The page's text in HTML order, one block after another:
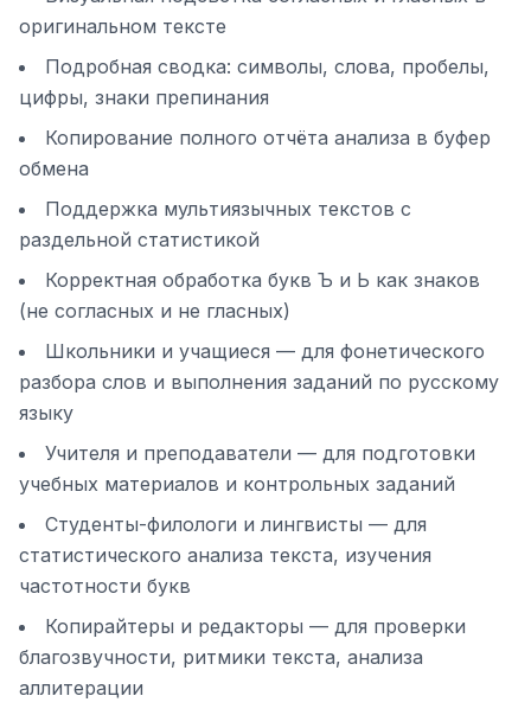
оригинальном тексте
Подробная сводка: символы, слова, пробелы,
цифры, знаки препинания
Копирование полного отчёта анализа в буфер
обмена
Поддержка мультиязычных текстов с
раздельной статистикой
Корректная обработка букв Ъ и Ь как знаков
(не согласных и не гласных)
Школьники и учащиеся — для фонетического
разбора слов и выполнения заданий по русскому
языку
Учителя и преподаватели — для подготовки
учебных материалов и контрольных заданий
Студенты-филологи и лингвисты — для
статистического анализа текста, изучения
частотности букв
Копирайтеры и редакторы — для проверки
благозвучности, ритмики текста, анализа
аллитерации